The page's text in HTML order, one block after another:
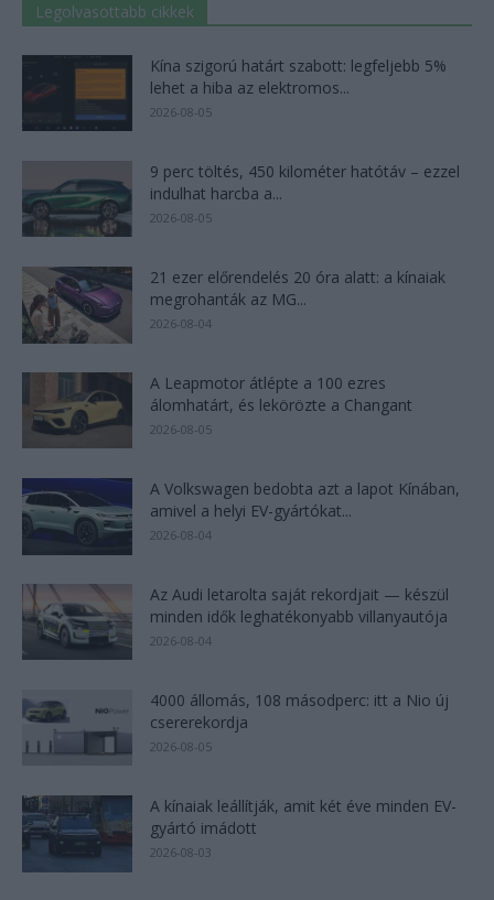
Legolvasottabb cikkek
Kína szigorú határt szabott: legfeljebb 5%
lehet a hiba az elektromos...
2026-08-05
9 perc töltés, 450 kilométer hatótáv – ezzel
indulhat harcba a...
2026-08-05
21 ezer előrendelés 20 óra alatt: a kínaiak
megrohanták az MG...
2026-08-04
A Leapmotor átlépte a 100 ezres
álomhatárt, és lekörözte a Changant
2026-08-05
A Volkswagen bedobta azt a lapot Kínában,
amivel a helyi EV-gyártókat...
2026-08-04
Az Audi letarolta saját rekordjait — készül
minden idők leghatékonyabb villanyautója
2026-08-04
4000 állomás, 108 másodperc: itt a Nio új
csererekordja
2026-08-05
A kínaiak leállítják, amit két éve minden EV-
gyártó imádott
2026-08-03